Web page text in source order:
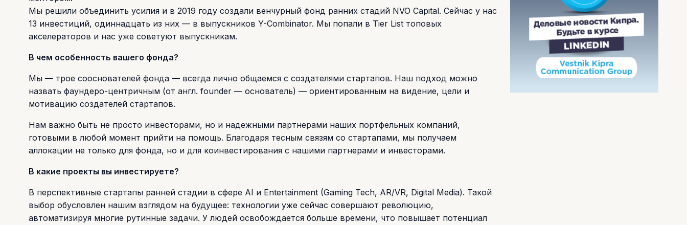
Мы решили объединить усилия и в 2019 году создали венчурный фонд ранних стадий NVO Capital. Сейчас у нас
13 инвестиций, одиннадцать из них — в выпускников Y-Combinator. Мы попали в Tier List топовых
акселераторов и нас уже советуют выпускникам.
В чем особенность вашего фонда?
Мы — трое сооснователей фонда — всегда лично общаемся с создателями стартапов. Наш подход можно
назвать фаундеро-центричным (от англ. founder — основатель) — ориентированным на видение, цели и
мотивацию создателей стартапов.
Нам важно быть не просто инвесторами, но и надежными партнерами наших портфельных компаний,
готовыми в любой момент прийти на помощь. Благодаря тесным связям со стартапами, мы получаем
аллокации не только для фонда, но и для коинвестирования с нашими партнерами и инвесторами.
В какие проекты вы инвестируете?
В перспективные стартапы ранней стадии в сфере AI и Entertainment (Gaming Tech, AR/VR, Digital Media). Такой
выбор обусловлен нашим взглядом на будущее: технологии уже сейчас совершают революцию,
автоматизируя многие рутинные задачи. У людей освобождается больше времени, что повышает потенциал